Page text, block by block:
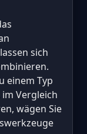
sich
einem Typ
Vergleich
wägen Sie